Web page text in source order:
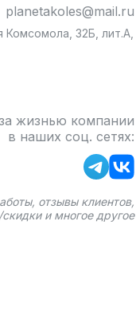
planetakoles@mail.ru
Комсомола, 32Б, лит.А,
жизнью компании
в наших соц. сетях:
отзывы клиентов,
и многое другое